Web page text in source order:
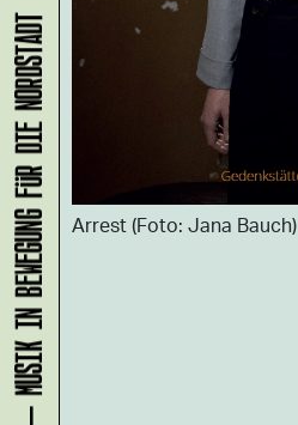
Arrest (Foto: Jana Bauch)